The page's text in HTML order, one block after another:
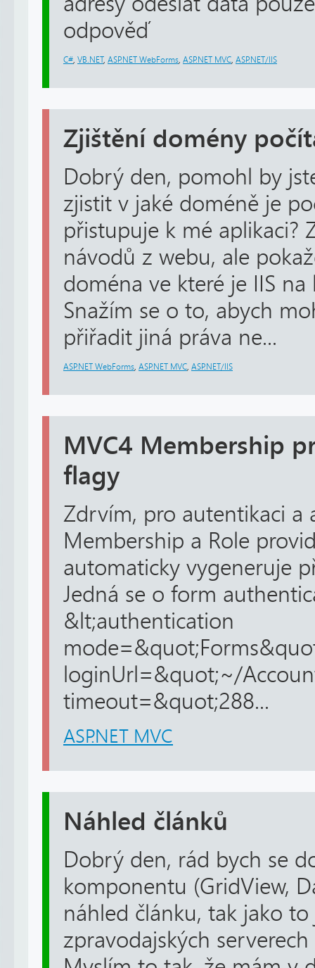
odpověď
C# VB.NET, ASP.NET WebForms ASP.NET MVC ASP.NET/IIS
Zjištění domény
Dobrý den, pomohl by
zjistit v jaké doméně je
přistupuje k mé aplikaci?
návodů z webu, ale
doména ve které je IIS
Snažím se o to, abych
přiřadit jiná práva ne...
ASP.NET WebForms ASP.NET MVC ASP.NET/IIS
MVC4 Membership
flagy
Zdrvím, pro autentikaci a
Membership a Role
automaticky vygeneruje
Jedná se o form
&lt;authentication
loginUrl=&quot;~/
timeout=&quot;288...
ASP.NET MVC
Náhled článků
Dobrý den, rád bych se
komponentu (GridView,
náhled článku, tak jako to
zpravodajských